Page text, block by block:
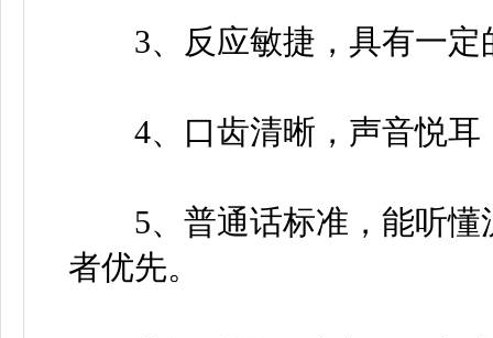
3、反应敏捷，具有一定
4、口齿清晰，声音悦耳
5、普通话标准，能听懂
者优先。